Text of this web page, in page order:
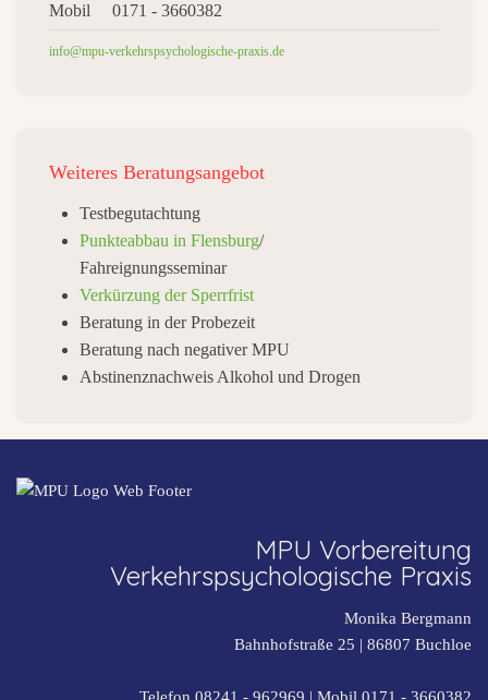
Mobil 0171 - 3660382
info@mpu-verkehrspsychologische-praxis.de
Weiteres Beratungsangebot
Testbegutachtung
Punkteabbau in Flensburg/
Fahreignungsseminar
Verkürzung der Sperrfrist
Beratung in der Probezeit
Beratung nach negativer MPU
Abstinenznachweis Alkohol und Drogen
MPU Vorbereitung
Verkehrspsychologische Praxis
Monika Bergmann
Bahnhofstraße 25 | 86807 Buchloe